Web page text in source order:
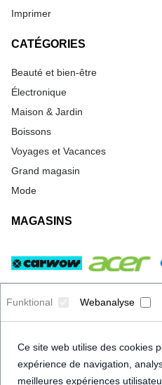
Funktional Webanalyse
Ce site web utilise des cookies
expérience de navigation,
meilleures expériences
Imprimer
CATÉGORIES
Beauté et bien-être
Électronique
Maison & Jardin
Boissons
Voyages et Vacances
Grand magasin
Mode
MAGASINS